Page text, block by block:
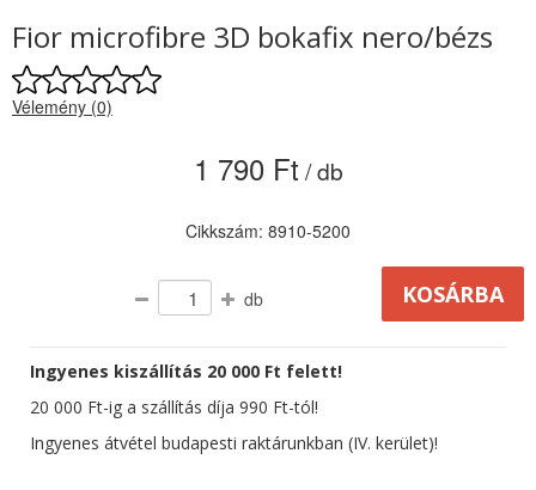
Fior microfibre 3D bokafix nero/bézs
Vélemény (0)
1 790 Ft / db
Cikkszám: 8910-5200
db
Ingyenes kiszállítás 20 000 Ft felett!
20 000 Ft-ig a szállítás díja 990 Ft-tól!
Ingyenes átvétel budapesti raktárunkban (IV. kerület)!